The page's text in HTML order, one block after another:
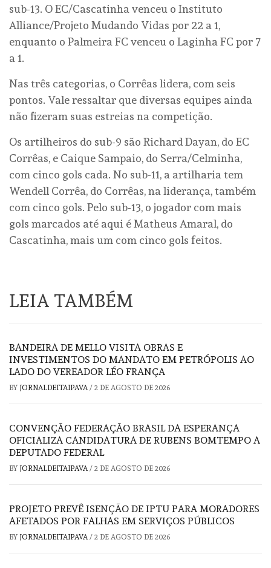
sub-13. O EC/Cascatinha venceu o Instituto
Alliance/Projeto Mudando Vidas por 22 a 1,
enquanto o Palmeira FC venceu o Laginha FC por 7
a 1.
Nas três categorias, o Corrêas lidera, com seis
pontos. Vale ressaltar que diversas equipes ainda
não fizeram suas estreias na competição.
Os artilheiros do sub-9 são Richard Dayan, do EC
Corrêas, e Caique Sampaio, do Serra/Celminha,
com cinco gols cada. No sub-11, a artilharia tem
Wendell Corrêa, do Corrêas, na liderança, também
com cinco gols. Pelo sub-13, o jogador com mais
gols marcados até aqui é Matheus Amaral, do
Cascatinha, mais um com cinco gols feitos.
LEIA TAMBÉM
BANDEIRA DE MELLO VISITA OBRAS E
INVESTIMENTOS DO MANDATO EM PETRÓPOLIS AO
LADO DO VEREADOR LÉO FRANÇA
BY JORNALDEITAIPAVA/ 2 DE AGOSTO DE 2026
CONVENÇÃO FEDERAÇÃO BRASIL DA ESPERANÇA
OFICIALIZA CANDIDATURA DE RUBENS BOMTEMPO A
DEPUTADO FEDERAL
BY JORNALDEITAIPAVA/ 2 DE AGOSTO DE 2026
PROJETO PREVÊ ISENÇÃO DE IPTU PARA MORADORES
AFETADOS POR FALHAS EM SERVIÇOS PÚBLICOS
BY JORNALDEITAIPAVA/ 2 DE AGOSTO DE 2026